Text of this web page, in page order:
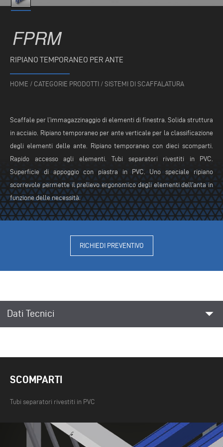
FPRM
RIPIANO TEMPORANEO PER ANTE
HOME / CATEGORIE PRODOTTI / SISTEMI DI SCAFFALATURA
Scaffale per l’immagazzinaggio di elementi di finestra. Solida struttura
in acciaio. Ripiano temporaneo per ante verticale per la classificazione
degli elementi delle ante. Ripiano temporaneo con dieci scomparti.
Rapido accesso agli elementi. Tubi separatori rivestiti in PVC.
Superficie di appoggio con piastra in PVC. Uno speciale ripiano
scorrevole permette il prelievo ergonomico degli elementi dell’anta in
funzione delle necessità.
RICHIEDI PREVENTIVO
Dati Tecnici arrow_drop_down
SCOMPARTI
Tubi separatori rivestiti in PVC